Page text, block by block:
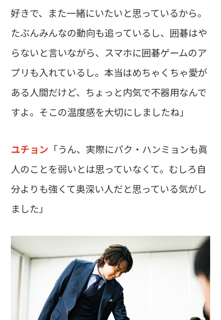
好きで、また一緒にいたいと思っているから。
たぶんみんなの動向も追っているし、囲碁はや
らないと言いながら、スマホに囲碁ゲームのア
プリも入れているし。本当はめちゃくちゃ愛が
ある人間だけど、ちょっと内気で不器用なんで
すよ。そこの温度感を大切にしましたね」
ユチョン 「うん、実際にパク・ハンミョンも眞
人のことを弱いとは思っていなくて。むしろ自
分よりも強くて奥深い人だと思っている気がし
ました」